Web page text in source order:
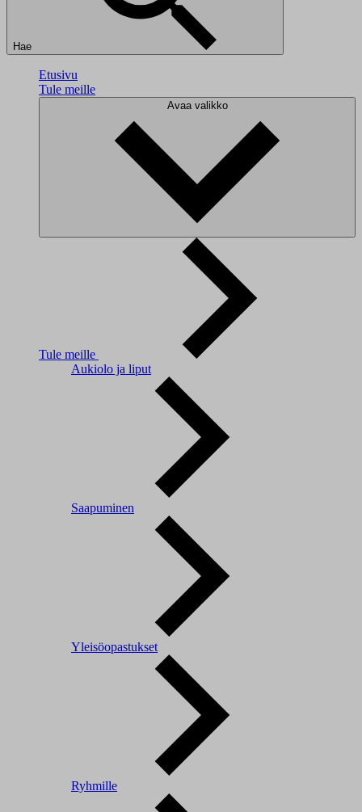
Hae
Etusivu
Tule meille
Avaa valikko
Tule meille
Aukiolo ja liput
Saapuminen
Yleisöopastukset
Ryhmille